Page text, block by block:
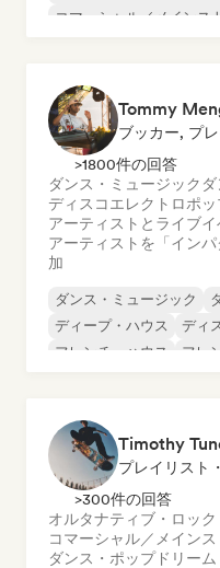
コマーシャル／メインス
Tommy
ブッカー, プ
>1800件の回答
ダンス・ミュージック
ディスコエレクトロポッ
アーティストとライブ
アーティストを「イン
加
ダンス・ミュージック
ディープ・ハウス
ディ
フレンチ・ハウス
フレ
Timothy
プレイリスト
>300件の回答
オルタナティブ・ロック
コマーシャル／メインス
ダンス・ポップドリー